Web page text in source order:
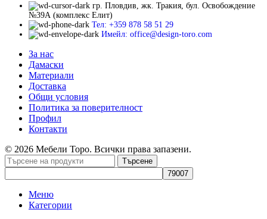
гр. Пловдив, жк. Тракия, бул. Освобождение
№39А (комплекс Елит)
Тел: +359 878 58 51 29
Имейл: office@design-toro.com
За нас
Дамаски
Материали
Доставка
Общи условия
Политика за поверителност
Профил
Контакти
© 2026 Мебели Торо. Всички права запазени.
Търсене
Меню
Категории